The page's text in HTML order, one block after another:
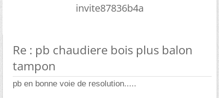
invite87836b4a
Re : pb chaudiere bois plus balon
tampon
pb en bonne voie de resolution.....